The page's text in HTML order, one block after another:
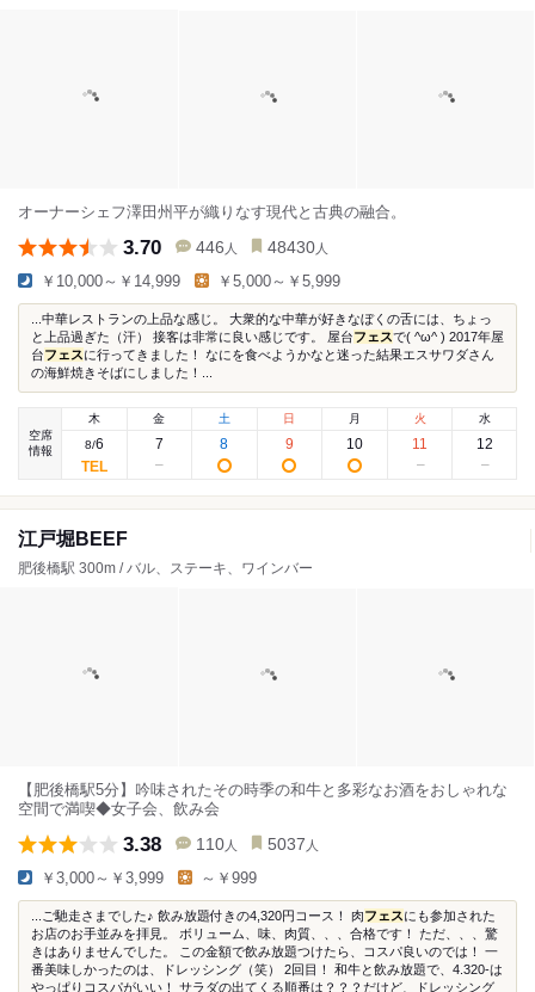
オーナーシェフ澤田州平が織りなす現代と古典の融合。
3.70 446 人 48430 人
￥10,000～￥14,999 ￥5,000～￥5,999
...中華レストランの上品な感じ。 大衆的な中華が好きなぼくの舌には、ちょっ
と上品過ぎた（汗） 接客は非常に良い感じです。 屋台フェスで( ^ω^ ) 2017年屋
台フェスに行ってきました！ なにを食べようかなと迷った結果エスサワダさん
の海鮮焼きそばにしました！...
空席
情報
木
8/6
金
7
土
8
日
9
月
10
火
11
水
12
江戸堀BEEF
肥後橋駅 300m / バル、ステーキ、ワインバー
【肥後橋駅5分】吟味されたその時季の和牛と多彩なお酒をおしゃれな
空間で満喫◆女子会、飲み会
3.38 110 人 5037 人
￥3,000～￥3,999 ～￥999
...ご馳走さまでした♪ 飲み放題付きの4,320円コース！ 肉フェスにも参加された
お店のお手並みを拝見。 ボリューム、味、肉質、、、合格です！ ただ、、、驚
きはありませんでした。 この金額で飲み放題つけたら、コスパ良いのでは！ 一
番美味しかったのは、ドレッシング（笑） 2回目！ 和牛と飲み放題で、4.320-は
やっぱりコスパがいい！ サラダの出てくる順番は？？？だけど、ドレッシング